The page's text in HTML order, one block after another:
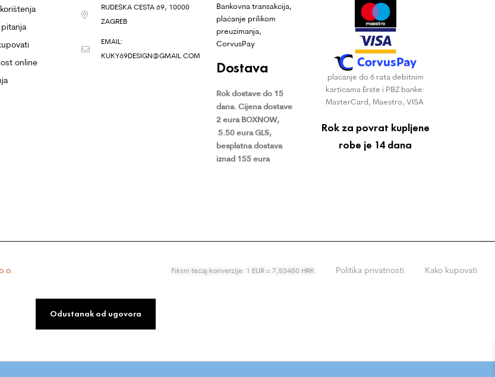
online
RUDEŠKA CESTA 69, 10000
ZAGREB
EMAIL:
KUKY69DESIGN@GMAIL.COM
Bankovna transakcija,
plaćanje prilikom
preuzimanja,
CorvusPay
Dostava
Rok dostave do 15
dana. Cijena dostave
2 eura BOXNOW,
5.50 eura GLS,
besplatna dostava
iznad 155 eura
plaćanje do 6 rata debitnim
karticama Erste i PBZ banke:
MasterCard, Maestro, VISA
Rok za povrat kupljene
robe je 14 dana
Fiksni tečaj konverzije: 1 EUR = 7,53450 HRK Politika privatnosti Kako kupovati
Odustanak od ugovora